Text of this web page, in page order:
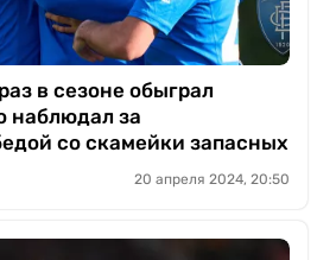
в сезоне обыграл
наблюдал за
со скамейки запасных
20 апреля 2024, 20:50